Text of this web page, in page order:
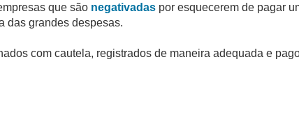
que são negativadas por esquecerem de pagar
das grandes despesas.
com cautela, registrados de maneira adequada e